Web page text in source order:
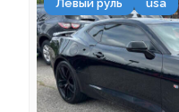
Левый руль usa